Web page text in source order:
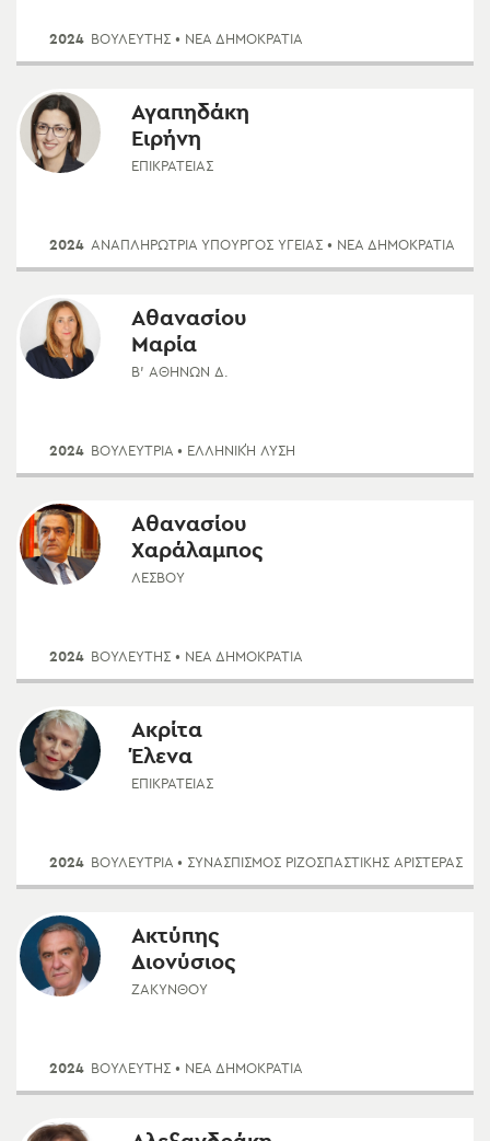
2024 ΒΟΥΛΕΥΤΗΣ • ΝΈΑ ΔΗΜΟΚΡΑΤΊΑ
Αγαπηδάκη
Ειρήνη
ΕΠΙΚΡΑΤΕΊΑΣ
2024 ΑΝΑΠΛΗΡΏΤΡΙΑ ΥΠΟΥΡΓΌΣ ΥΓΕΊΑΣ • ΝΈΑ ΔΗΜΟΚΡΑΤΊΑ
Αθανασίου
Μαρία
Β' ΑΘΗΝΏΝ Δ.
2024 ΒΟΥΛΕΥΤΡΙΑ • ΕΛΛΗΝΙΚΉ ΛΎΣΗ
Αθανασίου
Χαράλαμπος
ΛΈΣΒΟΥ
2024 ΒΟΥΛΕΥΤΗΣ • ΝΈΑ ΔΗΜΟΚΡΑΤΊΑ
Ακρίτα
Έλενα
ΕΠΙΚΡΑΤΕΊΑΣ
2024 ΒΟΥΛΕΥΤΡΙΑ • ΣΥΝΑΣΠΙΣΜΌΣ ΡΙΖΟΣΠΑΣΤΙΚΉΣ ΑΡΙΣΤΕΡΆΣ
Ακτύπης
Διονύσιος
ΖΑΚΎΝΘΟΥ
2024 ΒΟΥΛΕΥΤΗΣ • ΝΈΑ ΔΗΜΟΚΡΑΤΊΑ